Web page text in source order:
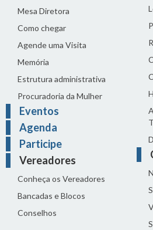
Mesa Diretora
Como chegar
Agende uma Visita
Memória
Estrutura administrativa
Procuradoria da Mulher
Eventos
Agenda
Participe
Vereadores
Conheça os Vereadores
Bancadas e Blocos
Conselhos